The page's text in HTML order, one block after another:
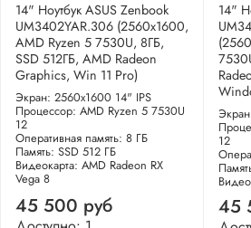
14" Ноутбук ASUS Zenbook
UM3402YAR.306 (2560x1600,
AMD Ryzen 5 7530U, 8ГБ,
SSD 512ГБ, AMD Radeon
Graphics, Win 11 Pro)
Экран: 2560x1600 14" IPS
Процессор: AMD Ryzen 5 7530U
12
Оперативная память: 8 ГБ
Память: SSD 512 ГБ
Видеокарта: AMD Radeon RX
Vega 8
45 500 руб
14"
12
45